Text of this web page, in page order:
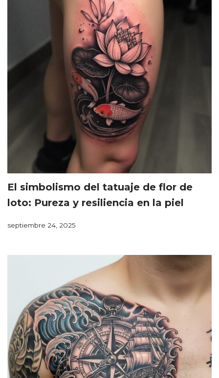
El simbolismo del tatuaje de flor de
loto: Pureza y resiliencia en la piel
septiembre 24, 2025